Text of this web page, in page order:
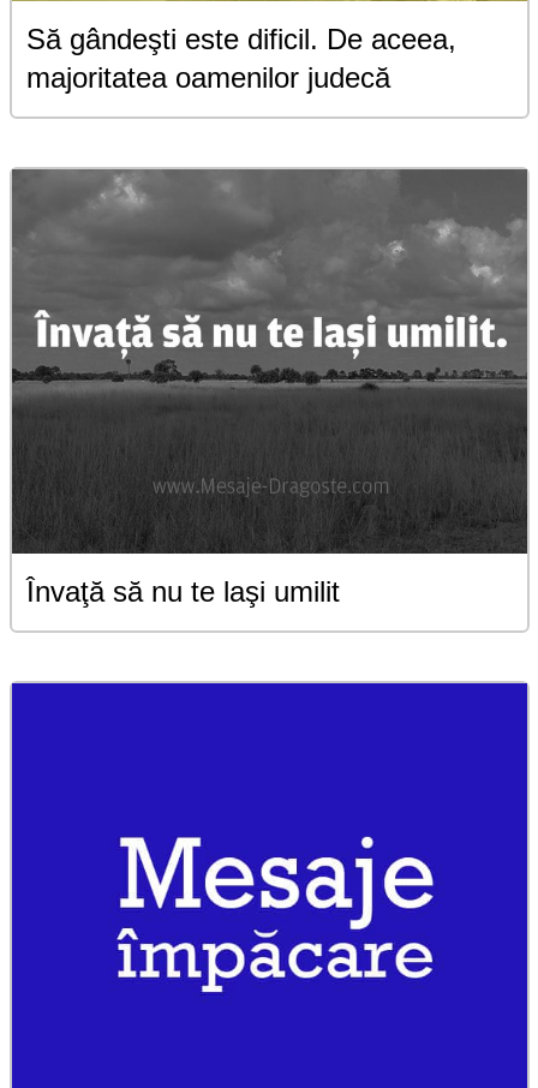
Să gândeşti este dificil. De aceea,
majoritatea oamenilor judecă
Învaţă să nu te laşi umilit